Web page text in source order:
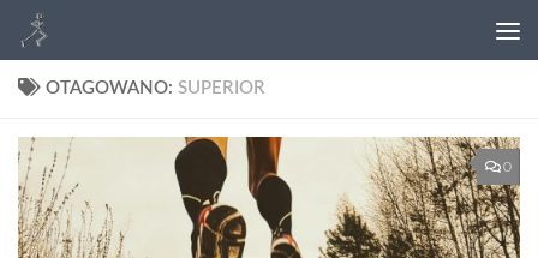
OTAGOWANO: SUPERIOR
0